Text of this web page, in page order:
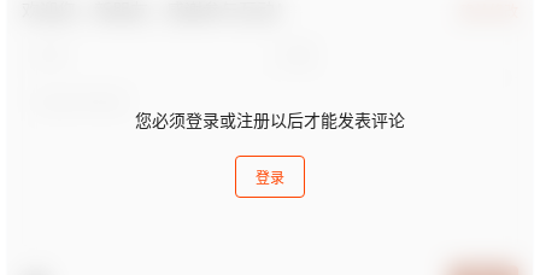
您必须登录或注册以后才能发表评论
登录